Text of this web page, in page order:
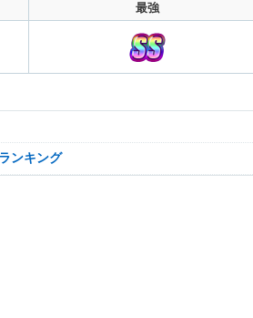
最強
ンキング